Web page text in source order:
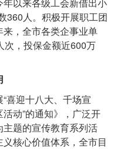
360人。积极开展职工团
，全市各类企事业单
次，投保金额近600万
喜迎十八大、千场宣
动”的通知》，广泛开
题的宣传教育系列活
核心价值体系，全市目